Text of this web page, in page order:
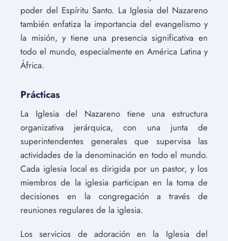
poder del Espíritu Santo. La Iglesia del Nazareno
también enfatiza la importancia del evangelismo y
la misión, y tiene una presencia significativa en
todo el mundo, especialmente en América Latina y
África.
Prácticas
La Iglesia del Nazareno tiene una estructura
organizativa jerárquica, con una junta de
superintendentes generales que supervisa las
actividades de la denominación en todo el mundo.
Cada iglesia local es dirigida por un pastor, y los
miembros de la iglesia participan en la toma de
decisiones en la congregación a través de
reuniones regulares de la iglesia.
Los servicios de adoración en la Iglesia del